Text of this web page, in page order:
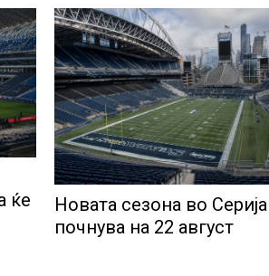
ќе
Новата сезона во
почнува на 22 август